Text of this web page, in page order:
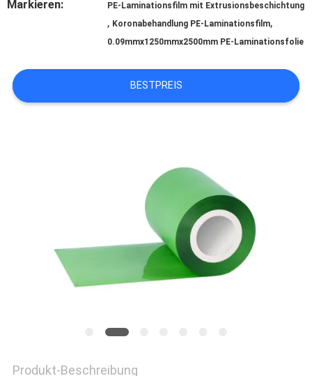
WERKSBESICHTIGUNG
QUALITÄTSKONTROLLE
NEUIGKEITEN
BLOG
Markieren: PE-Laminationsfilm mit Extrusionsbeschichtung
, Koronabehandlung PE-Laminationsfilm,
0.09mmx1250mmx2500mm PE-Laminationsfolie
BESTPREIS
Produkt-Beschreibung